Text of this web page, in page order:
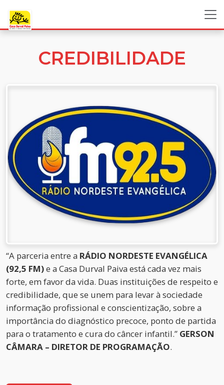
CREDIBILIDADE
“A parceria entre a RÁDIO NORDESTE EVANGÉLICA
(92,5 FM)e a Casa Durval Paiva está cada vez mais
forte, em favor da vida. Duas instituições de respeito e
credibilidade, que se unem para levar à sociedade
informação profissional e conscientização, sobre a
importância do diagnóstico precoce, ponto de partida
para o tratamento e cura do câncer infantil.” GERSON
CÂMARA – DIRETOR DE PROGRAMAÇÃO.